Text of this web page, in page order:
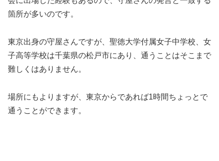
箇所が多いのです。
東京出身の守屋さんですが、聖徳大学付属女子中学校、女
子高等学校は千葉県の松戸市にあり、通うことはそこまで
難しくはありません。
場所にもよりますが、東京からであれば1時間ちょっとで
通うことができます。